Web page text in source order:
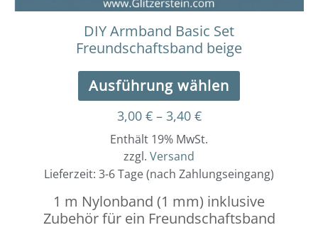
DIY Armband Basic Set
Freundschaftsband beige
Ausführung wählen
3,00 € – 3,40 €
Enthält 19% MwSt.
zzgl. Versand
Lieferzeit: 3-6 Tage (nach Zahlungseingang)
1 m Nylonband (1 mm) inklusive
Zubehör für ein Freundschaftsband